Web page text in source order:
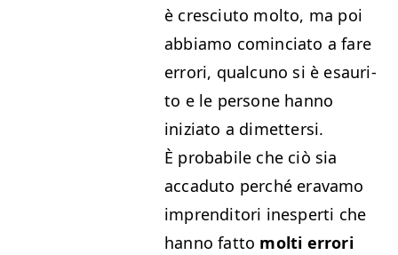
è cresci­u­to molto, ma poi
abbi­amo com­in­ci­a­to a fare
errori, qual­cuno si è esauri­
to e le per­sone han­no
inizia­to a dimet­ter­si.
È prob­a­bile che ciò sia
accadu­to per­ché erava­mo
impren­di­tori ines­per­ti che
han­no fat­to molti errori